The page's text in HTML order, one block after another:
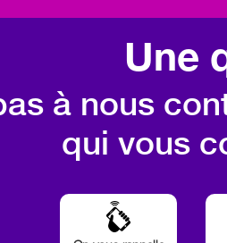
Une
à nous
qui vous